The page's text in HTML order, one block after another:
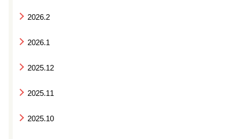
2026.2
2026.1
2025.12
2025.11
2025.10